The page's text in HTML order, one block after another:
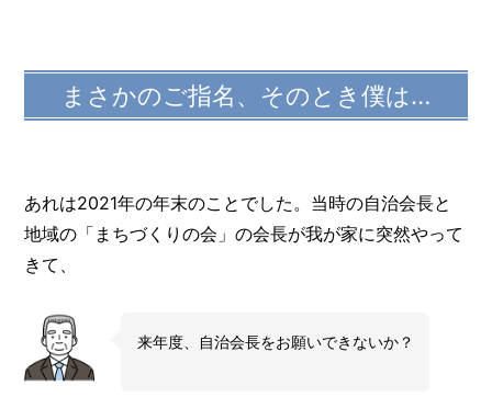
まさかのご指名、そのとき僕は…
あれは2021年の年末のことでした。当時の自治会長と
地域の「まちづくりの会」の会長が我が家に突然やって
きて、
来年度、自治会長をお願いできないか？